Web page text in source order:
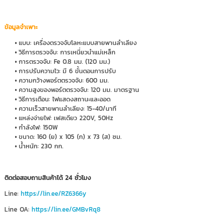
ข้อมูลจำเพาะ
แบบ: เครื่องตรวจจับโลหะแบบสายพานลำเลียง
วิธีการตรวจจับ: การเหนี่ยวนำแม่เหล็ก
การตรวจจับ: Fe 0.8 มม. (120 มม.)
การปรับความไว: มี 6 ขั้นตอนการปรับ
ความกว้างพอร์ตตรวจจับ: 600 มม.
ความสูงของพอร์ตตรวจจับ: 120 มม. มาตรฐาน
วิธีการเตือน: ไฟแสดงสถานะและออด
ความเร็วสายพานลำเลียง: 15-40/นาที
แหล่งจ่ายไฟ: เฟสเดียว 220V, 50Hz
กำลังไฟ: 150W
ขนาด: 160 (ย) x 105 (ก) x 73 (ส) ซม.
น้ำหนัก: 230 กก.
ติดต่อสอบถามสินค้าได้ 24 ชั่วโมง
Line: https://lin.ee/RZ6366y
Line OA: https://lin.ee/GMBvRq8